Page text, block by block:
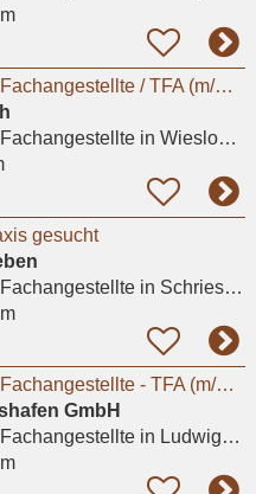
Tiermedizinische Fachangestellte / TFA (m/w/d) – Wiesloch (Heidelberg)
in Wiesloch, Frauenweiler
gesucht
in Schriesheim
Tiermedizinische Fachangestellte - TFA (m/w/d) – Ludwigshafen
GmbH
in Ludwigshafen am Rhein